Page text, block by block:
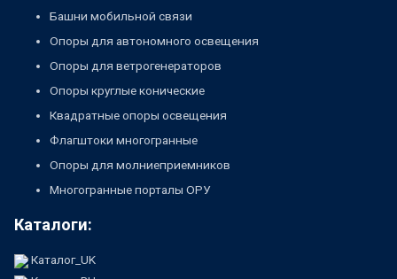
Башни мобильной связи
Опоры для автономного освещения
Опоры для ветрогенераторов
Опоры круглые конические
Квадратные опоры освещения
Флагштоки многогранные
Опоры для молниеприемников
Многогранные порталы ОРУ
Каталоги:
Каталог_UK